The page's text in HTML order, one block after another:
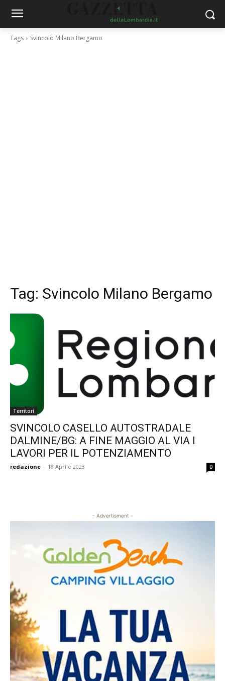
Tags Svincolo Milano Bergamo
Tag: Svincolo Milano Bergamo
Territori
SVINCOLO CASELLO AUTOSTRADALE
DALMINE/BG: A FINE MAGGIO AL VIA I
LAVORI PER IL POTENZIAMENTO
redazione - 18 Aprile 2023 0
- Advertisment -